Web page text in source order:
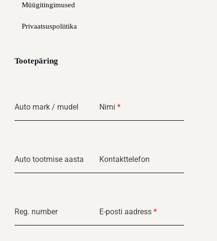
Müügitingimused
Privaatsuspoliitika
Tootepäring
Auto mark / mudel Nimi *
Auto tootmise aasta Kontakttelefon
Reg. number E-posti aadress *